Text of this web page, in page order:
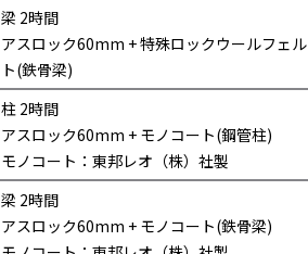
梁 2時間
アスロック60mm + 特殊ロックウールフェル
ト(鉄骨梁)
柱 2時間
アスロック60mm + モノコート(鋼管柱)
モノコート：東邦レオ（株）社製
梁 2時間
アスロック60mm + モノコート(鉄骨梁)